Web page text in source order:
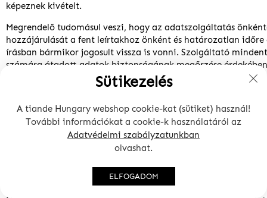
Sütikezelés
A tiande Hungary webshop cookie-kat (sütiket) használ!
További információkat a cookie-k használatáról az
Adatvédelmi szabályzatunkban
olvashat.
ELFOGADOM
képeznek kivételt.
Megrendelő tudomásul veszi, hogy az adatszolgáltatás
hozzájárulását a fent leírtakhoz önként és határozatlan időre
írásban bármikor jogosult vissza is vonni. Szolgáltató
számára átadott adatok biztonságának megőrzése
és visszavonhatatlanul kijelenti, hogy az ÁSZF mindenkor
változatának szövegét, azon belül is az Adatkezelési
megértette, tudomásul vette és magára nézve kötelezőnek
8.2. Személyes adatok módosítása, regisztráció törlése: